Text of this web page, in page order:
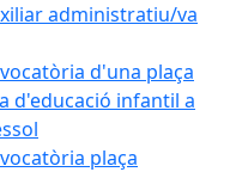
administratiu/va
d'una plaça
d'educació infantil a
plaça